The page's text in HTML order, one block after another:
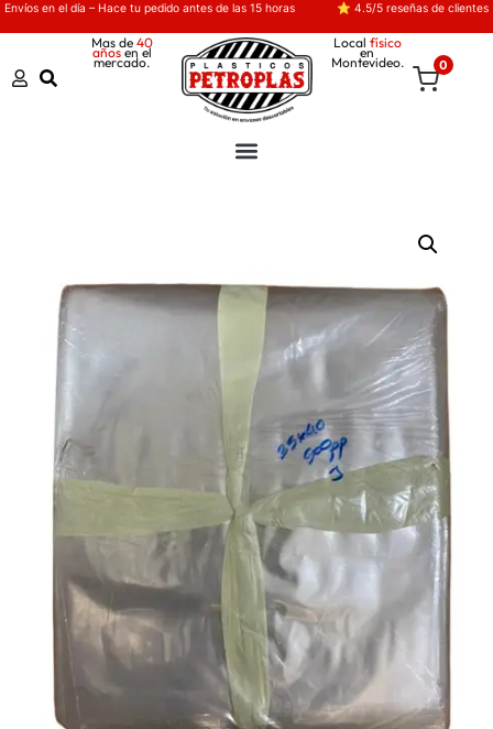
Envíos en el día – Hace tu pedido antes de las 15 horas ⭐ 4.5/5 reseñas de clientes
Mas de 40
añosen el
mercado.
Local físico
en
Montevideo. 0